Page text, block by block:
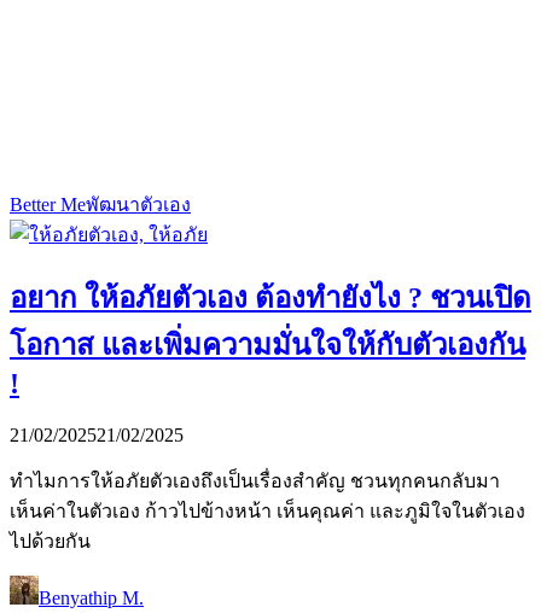
Better Meพัฒนาตัวเอง
อยาก ให้อภัยตัวเอง ต้องทำยังไง ? ชวนเปิด
โอกาส และเพิ่มความมั่นใจให้กับตัวเองกัน
!
21/02/202521/02/2025
ทำไมการให้อภัยตัวเองถึงเป็นเรื่องสำคัญ ชวนทุกคนกลับมา
เห็นค่าในตัวเอง ก้าวไปข้างหน้า เห็นคุณค่า และภูมิใจในตัวเอง
ไปด้วยกัน
Benyathip M.